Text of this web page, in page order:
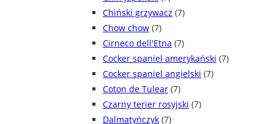
Chiński grzywacz (7)
Chow chow (7)
Cirneco dell'Etna (7)
Cocker spaniel amerykański (7)
Cocker spaniel angielski (7)
Coton de Tulear (7)
Czarny terier rosyjski (7)
Dalmatyńczyk (7)